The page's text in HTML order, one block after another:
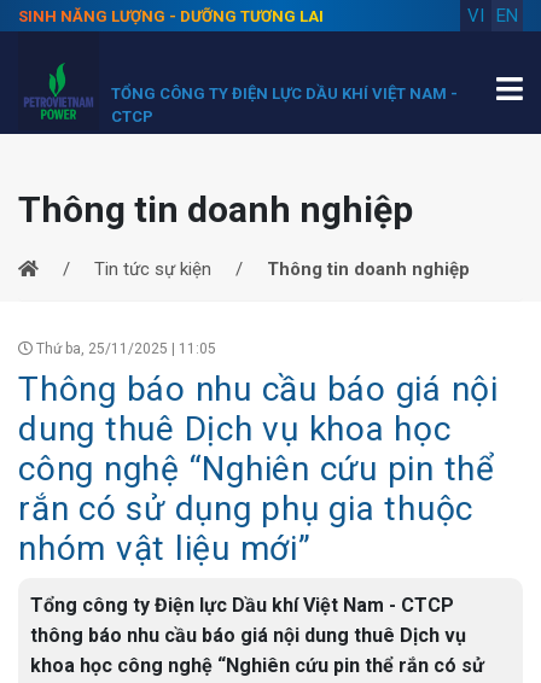
SINH NĂNG LƯỢNG - DƯỠNG TƯƠNG LAI EN
VI
TỔNG CÔNG TY ĐIỆN LỰC DẦU KHÍ VIỆT NAM -
CTCP
Thông tin doanh nghiệp
Tin tức sự kiện Thông tin doanh nghiệp
Thứ ba, 25/11/2025 | 11:05
Thông báo nhu cầu báo giá nội
dung thuê Dịch vụ khoa học
công nghệ “Nghiên cứu pin thể
rắn có sử dụng phụ gia thuộc
nhóm vật liệu mới”
Tổng công ty Điện lực Dầu khí Việt Nam - CTCP
thông báo nhu cầu báo giá nội dung thuê Dịch vụ
khoa học công nghệ “Nghiên cứu pin thể rắn có sử